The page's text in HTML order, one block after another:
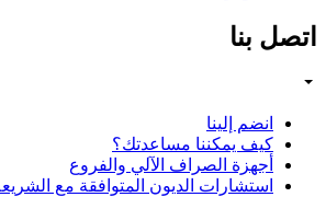
اتصل بنا
انضم إلينا
كيف يمكننا مساعدتك؟
أجهزة الصراف الآلي والفروع
استشارات الديون المتوافقة مع الشريعة